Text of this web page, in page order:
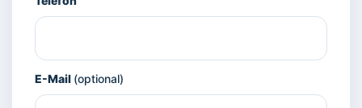
E-Mail (optional)